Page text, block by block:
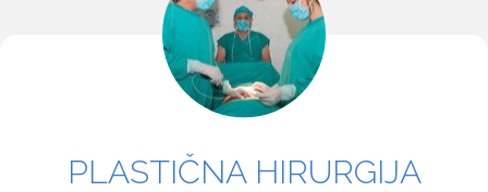
PLASTIČNA HIRURGIJA